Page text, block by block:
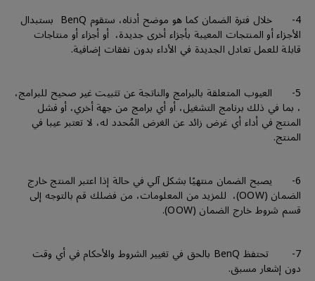
4- خلال فترة الضمان كما هو موضح أدناه، ستقوم BenQ بستبدال
الأجزاء أو المنتجات المعيبة بأجزاء أخرى جديدة، أو أجزاء أو منتاجات
قابلة للعمل تعادل الجديدة في الأداء بدون نفقات إضافية.
5- العيوب المتعلقة بالبرامج والناتجة عن تثبيت غير صحيح للبرامج،
، بما في ذلك برنامج التشغيل، أو أي برامج من جهة أخري، أو فشل
المنتج في أداء أي غرض زائد عن الغرض المُحدد له، لا تعتبر عيبا في
المنتج.
6- يصبح الضمان منتهيًا بشكل آلي في حالة إذا اعتبر المنتج خارج
الضمان (OOW)، للمزيد من المعلومات، من فضلك قم بالتوجه إلى
قسم شروط خارج الضمان (OOW).
7- تحتفظ BenQ بالحق في تغيير الشروط والأحكام في أي وقت
دون إشعار مسبق.